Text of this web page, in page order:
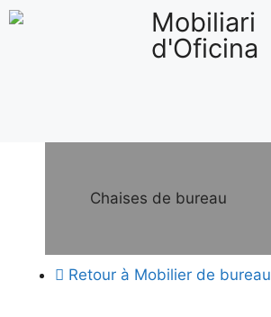
Mobiliari
d'Oficina
Chaises de bureau
Retour à Mobilier de bureau